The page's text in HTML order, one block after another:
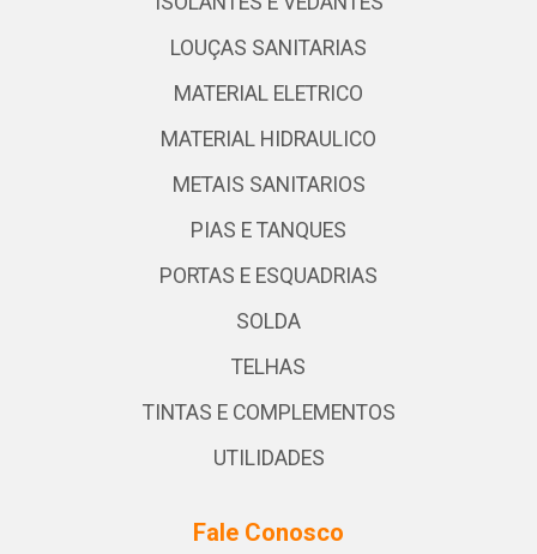
LOUÇAS SANITARIAS
MATERIAL ELETRICO
MATERIAL HIDRAULICO
METAIS SANITARIOS
PIAS E TANQUES
PORTAS E ESQUADRIAS
SOLDA
TELHAS
TINTAS E COMPLEMENTOS
UTILIDADES
Fale Conosco